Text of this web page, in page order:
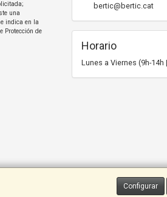
Configurar
una
indica en la
Protección de
bertic@bertic.cat
Horario
Lunes a Viernes (9h-14h